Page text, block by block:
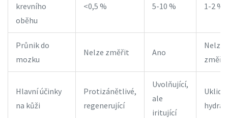
krevního
oběhu
<0,5 % 5-10 % 1-2 %
Průnik do
mozku
Nelze změřit Ano
Nelze
změřit
Hlavní účinky
na kůži
Protizánětlivé,
regenerující
Uvolňující,
ale
iritující